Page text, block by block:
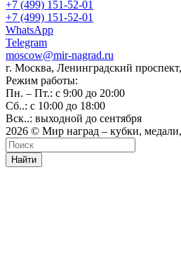
+7 (499) 151-52-01
+7 (499) 151-52-01
WhatsApp
Telegram
moscow@mir-nagrad.ru
г. Москва, Ленинградский
Режим работы:
Пн. – Пт.: с 9:00 до 20:00
Сб..: с 10:00 до 18:00
Вск..: выходной до сентября
2026 © Мир наград – кубки,
Найти